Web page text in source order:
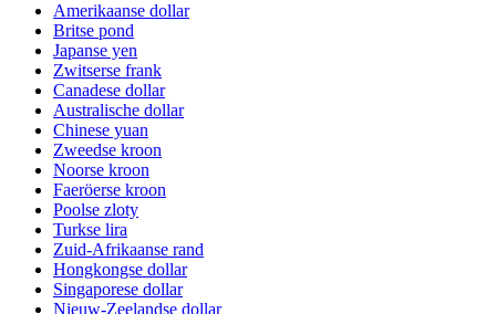
Amerikaanse dollar
Britse pond
Japanse yen
Zwitserse frank
Canadese dollar
Australische dollar
Chinese yuan
Zweedse kroon
Noorse kroon
Faeröerse kroon
Poolse zloty
Turkse lira
Zuid-Afrikaanse rand
Hongkongse dollar
Singaporese dollar
Nieuw-Zeelandse dollar